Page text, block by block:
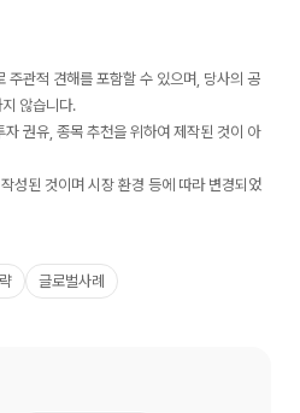
주관적 견해를 포함할 수 있으며, 당사의 공
않습니다.
권유, 종목 추천을 위하여 제작된 것이 아
성된 것이며 시장 환경 등에 따라 변경되었
글로벌사례